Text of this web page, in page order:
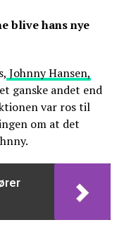
blive hans nye
Johnny Hansen,
ganske andet end
var ros til
om at det